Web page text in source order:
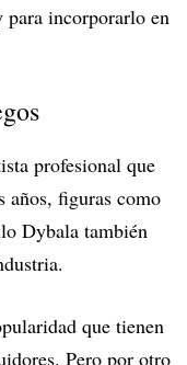
para incorporarlo en
profesional que
años, figuras como
Dybala también
que tienen
Pero por otro